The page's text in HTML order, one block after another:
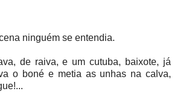
ninguém se entendia.
de raiva, e um cutuba, baixote, já
o boné e metia as unhas na calva,